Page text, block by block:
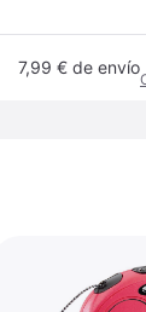
7,99 € de envío